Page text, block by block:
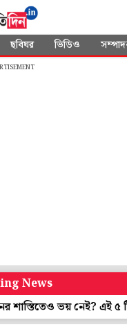
ছবিঘর ভিডিও
News
ভয় নেই? এই ৫ টিপসেই